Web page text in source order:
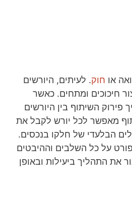
או חוק. לעיתים, היורשים
חיכוכים ומתחים. כאשר
פירוק השיתוף בין היורשים
מאפשר לכל יורש לקבל את
הבלעדי של חלקו בנכסים.
על כל השלבים וההיבטים
את התהליך ביעילות ובאופן